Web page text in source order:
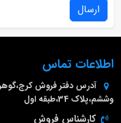
ارسال
اطلاعات تماس
آدرس دفتر فروش
وششم،پلاک 34،طبقه اول
کارشناس فروش